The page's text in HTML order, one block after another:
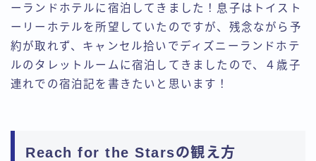
ーランドホテルに宿泊してきました！息子はトイスト
ーリーホテルを所望していたのですが、残念ながら予
約が取れず、キャンセル拾いでディズニーランドホテ
ルのタレットルームに宿泊してきましたので、４歳子
連れでの宿泊記を書きたいと思います！
Reach for the Starsの観え方